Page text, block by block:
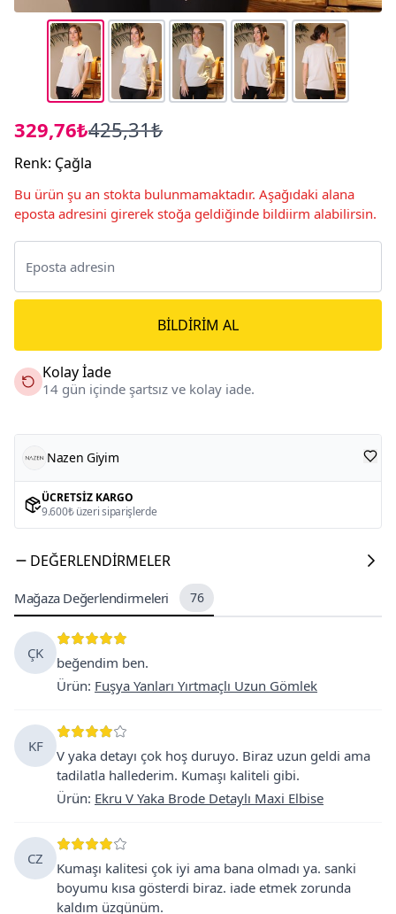
329,76₺425,31₺
Renk: Çağla
Bu ürün şu an stokta bulunmamaktadır. Aşağıdaki alana
eposta adresini girerek stoğa geldiğinde bildiirm alabilirsin.
BILDIRIM AL
Kolay İade
14 gün içinde şartsız ve kolay iade.
Nazen Giyim
ÜCRETSIZ KARGO
9.600₺ üzeri siparişlerde
DEĞERLENDIRMELER
Mağaza Değerlendirmeleri 76
ÇK
beğendim ben.
Ürün: Fuşya Yanları Yırtmaçlı Uzun Gömlek
KF
V yaka detayı çok hoş duruyo. Biraz uzun geldi ama
tadilatla hallederim. Kumaşı kaliteli gibi.
Ürün: Ekru V Yaka Brode Detaylı Maxi Elbise
CZ
Kumaşı kalitesi çok iyi ama bana olmadı ya. sanki
boyumu kısa gösterdi biraz. iade etmek zorunda
kaldım üzgünüm.